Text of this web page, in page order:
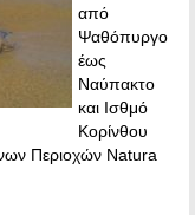
από
Ψαθόπυργο
έως
Ναύπακτο
και Ισθμό
Κορίνθου
Περιοχών Natura